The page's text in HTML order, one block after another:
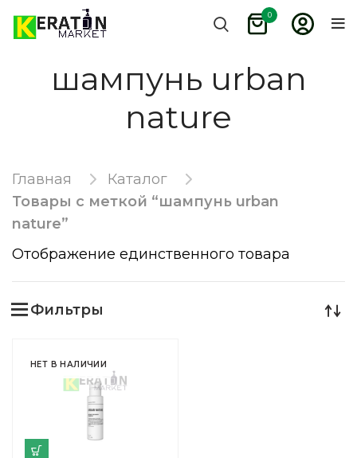
0
шампунь urban
nature
Главная
Каталог
Товары с меткой “шампунь urban
nature”
Отображение единственного товара
Фильтры
НЕТ В НАЛИЧИИ